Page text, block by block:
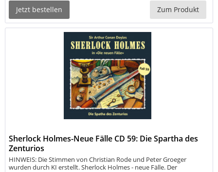
Jetzt bestellen
Zum Produkt
Sherlock Holmes-Neue Fälle CD 59: Die Spartha des
Zenturios
HINWEIS: Die Stimmen von Christian Rode und Peter Groeger
wurden durch KI erstellt. Sherlock Holmes - neue Fälle. Der